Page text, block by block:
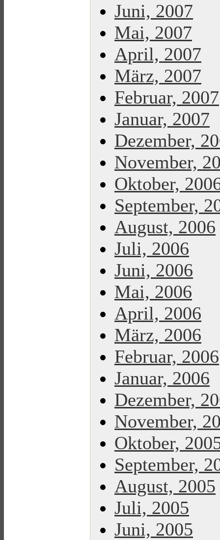
Juni, 2007
Mai, 2007
April, 2007
März, 2007
Februar, 2007
Januar, 2007
Dezember,
November,
Oktober,
September,
August, 2006
Juli, 2006
Juni, 2006
Mai, 2006
April, 2006
März, 2006
Februar, 2006
Januar, 2006
Dezember,
November,
Oktober,
September,
August, 2005
Juli, 2005
Juni, 2005